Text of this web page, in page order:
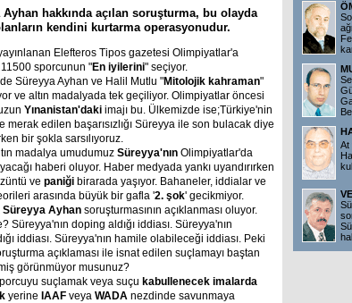
Ayhan hakkında açılan soruşturma, bu olayda
kendini kurtarma operasyonudur.
Elefteros Tipos gazetesi Olimpiyatlar'a
11500 sporcunun "En iyilerini" seçiyor.
Süreyya Ayhan ve Halil Mutlu "Mitolojik kahraman"
ve altın madalyada tek geçiliyor. Olimpiyatlar öncesi
Yınanistan'daki imajı bu. Ülkemizde ise;Türkiye'nin
merak edilen başarısızlığı Süreyya ile son bulacak diye
bir şokla sarsılıyoruz.
madalya umudumuz Süreyya'nın Olimpiyatlar'da
haberi oluyor. Haber medyada yankı uyandırırken
ve paniği birarada yaşıyor. Bahaneler, iddialar ve
arasında büyük bir gafla '2. şok' gecikmiyor.
Süreyya Ayhan soruşturmasının açıklanması oluyor.
Süreyya'nın doping aldığı iddiası. Süreyya'nın
iddiası. Süreyya'nın hamile olabileceği iddiası. Peki
açıklaması ile isnat edilen suçlamayı baştan
görünmüyor musunuz?
suçlamak veya suçu kabullenecek imalarda
yerine IAAF veya WADA nezdinde savunmaya
At